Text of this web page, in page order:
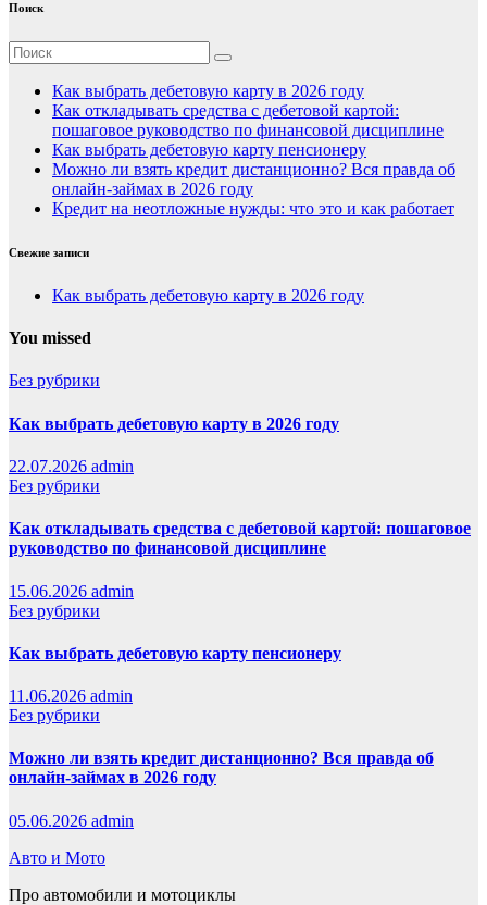
Поиск
Как выбрать дебетовую карту в 2026 году
Как откладывать средства с дебетовой картой:
пошаговое руководство по финансовой дисциплине
Как выбрать дебетовую карту пенсионеру
Можно ли взять кредит дистанционно? Вся правда об
онлайн-займах в 2026 году
Кредит на неотложные нужды: что это и как работает
Свежие записи
Как выбрать дебетовую карту в 2026 году
You missed
Без рубрики
Как выбрать дебетовую карту в 2026 году
22.07.2026 admin
Без рубрики
Как откладывать средства с дебетовой картой: пошаговое
руководство по финансовой дисциплине
15.06.2026 admin
Без рубрики
Как выбрать дебетовую карту пенсионеру
11.06.2026 admin
Без рубрики
Можно ли взять кредит дистанционно? Вся правда об
онлайн-займах в 2026 году
05.06.2026 admin
Авто и Мото
Про автомобили и мотоциклы